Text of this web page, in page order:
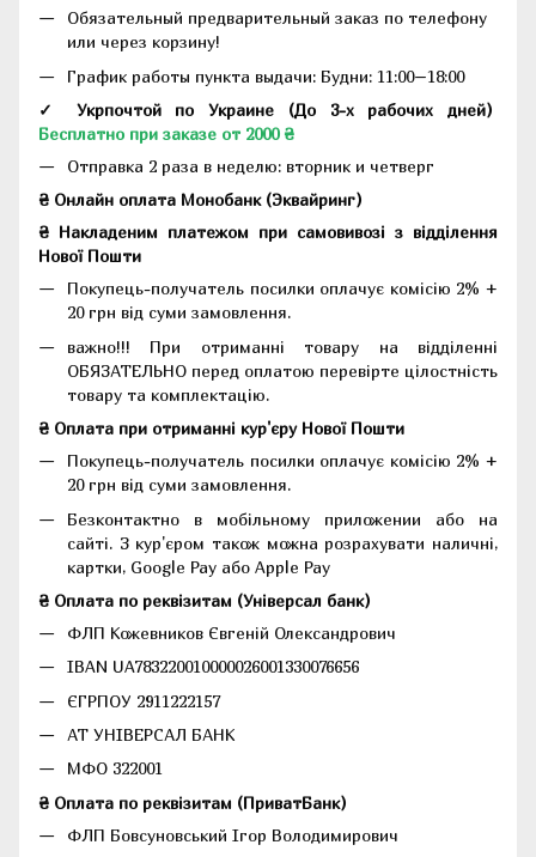
Обязательный предварительный заказ по телефону
или через корзину!
График работы пункта выдачи: Будни: 11:00–18:00
✓ Укрпочтой по Украине (До 3-х рабочих дней)
Бесплатно при заказе от 2000 ₴
Отправка 2 раза в неделю: вторник и четверг
₴ Онлайн оплата Монобанк (Эквайринг)
₴ Накладеним платежом при самовивозі з відділення
Нової Пошти
Покупець-получатель посилки оплачує комісію 2% +
20 грн від суми замовлення.
важно!!! При отриманні товару на відділенні
ОБЯЗАТЕЛЬНО перед оплатою перевірте цілостність
товару та комплектацію.
₴ Оплата при отриманні кур'єру Нової Пошти
Покупець-получатель посилки оплачує комісію 2% +
20 грн від суми замовлення.
Безконтактно в мобільному приложении або на
сайті. З кур'єром також можна розрахувати наличні,
картки, Google Pay або Apple Pay
₴ Оплата по реквізитам (Універсал банк)
ФЛП Кожевников Євгеній Олександрович
IBAN UA783220010000026001330076656
ЄГРПОУ 2911222157
АТ УНІВЕРСАЛ БАНК
МФО 322001
₴ Оплата по реквізитам (ПриватБанк)
ФЛП Бовсуновський Ігор Володимирович